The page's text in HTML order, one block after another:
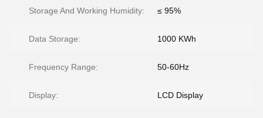
Storage And Working Humidity: ≤ 95%
Data Storage: 1000 KWh
Frequency Range: 50-60Hz
Display: LCD Display